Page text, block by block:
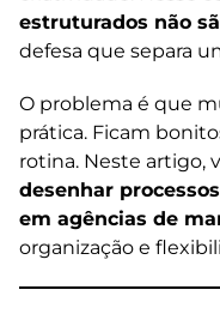
estruturados não
defesa que separa
O problema é que
prática. Ficam
rotina. Neste artigo,
desenhar
em agências de
organização e